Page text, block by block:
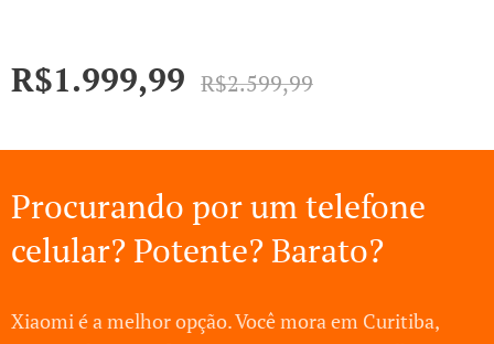
R$1.999,99 R$2.599,99
Procurando por um telefone
celular? Potente? Barato?
Xiaomi é a melhor opção. Você mora em Curitiba,